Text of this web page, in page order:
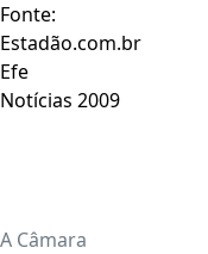
Fonte:
Estadão.com.br
Efe
Notícias 2009
A Câmara